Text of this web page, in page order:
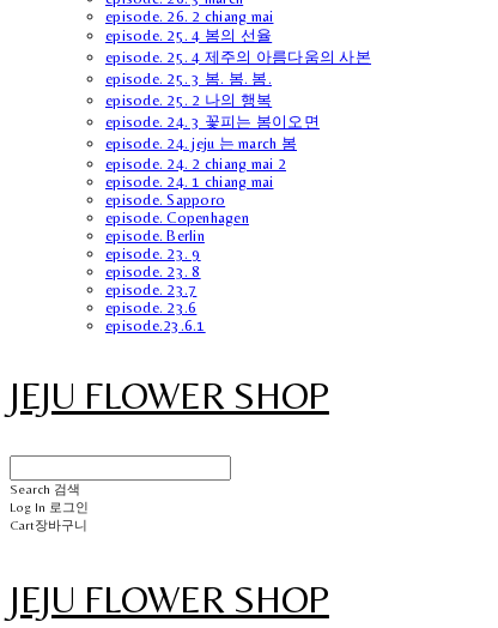
episode. 26. 2 chiang mai
episode. 25. 4 봄의 선율
episode. 25. 4 제주의 아름다움의 사본
episode. 25. 3 봄. 봄. 봄.
episode. 25. 2 나의 행복
episode. 24. 3 꽃피는 봄이오면
episode. 24. jeju 는 march 봄
episode. 24. 2 chiang mai 2
episode. 24. 1 chiang mai
episode. Sapporo
episode. Copenhagen
episode. Berlin
episode. 23. 9
episode. 23. 8
episode. 23.7
episode. 23.6
episode.23.6.1
JEJU FLOWER SHOP
Search 검색
Log In 로그인
Cart장바구니
JEJU FLOWER SHOP